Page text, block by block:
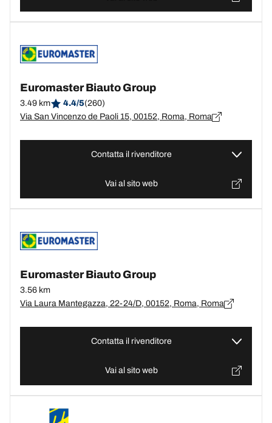
Euromaster Biauto Group
3.49 km 4.4/5(260)
Via San Vincenzo de Paoli 15, 00152, Roma, Roma
Contatta il rivenditore
Vai al sito web
Euromaster Biauto Group
3.56 km
Via Laura Mantegazza, 22-24/D, 00152, Roma, Roma
Contatta il rivenditore
Vai al sito web